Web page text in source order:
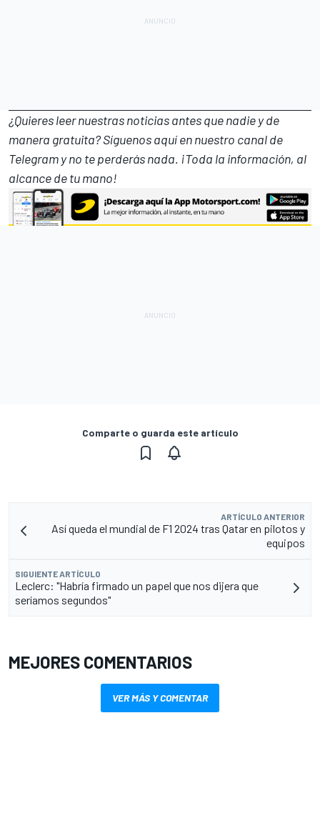
¿Quieres leer nuestras noticias antes que nadie y de
manera gratuita? Síguenosaquí en nuestro canal de
Telegramy no te perderás nada. ¡Toda la información, al
alcance de tu mano!
Comparte o guarda este artículo
ARTÍCULO ANTERIOR
Así queda el mundial de F1 2024 tras Qatar en pilotos y
equipos
SIGUIENTE ARTÍCULO
Leclerc: "Habría firmado un papel que nos dijera que
seríamos segundos"
MEJORES COMENTARIOS
VER MÁS Y COMENTAR